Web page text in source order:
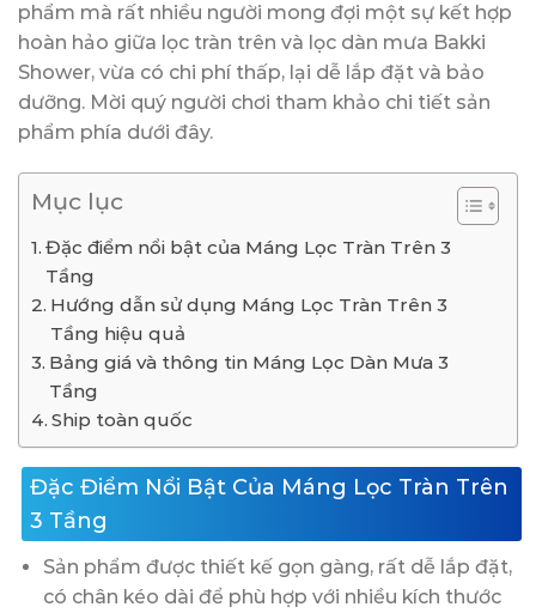
phẩm mà rất nhiều người mong đợi một sự kết hợp
hoàn hảo giữa lọc tràn trên và lọc dàn mưa Bakki
Shower, vừa có chi phí thấp, lại dễ lắp đặt và bảo
dưỡng. Mời quý người chơi tham khảo chi tiết sản
phẩm phía dưới đây.
Mục lục
Đặc điểm nổi bật của Máng Lọc Tràn Trên 3
Tầng
Hướng dẫn sử dụng Máng Lọc Tràn Trên 3
Tầng hiệu quả
Bảng giá và thông tin Máng Lọc Dàn Mưa 3
Tầng
Ship toàn quốc
Đặc Điểm Nổi Bật Của Máng Lọc Tràn Trên
3 Tầng
Sản phẩm được thiết kế gọn gàng, rất dễ lắp đặt,
có chân kéo dài để phù hợp với nhiều kích thước